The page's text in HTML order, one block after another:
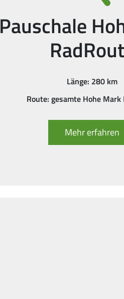
Pauschale
Länge: 280 km
Route: gesamte Hohe Mark
Mehr erfahren